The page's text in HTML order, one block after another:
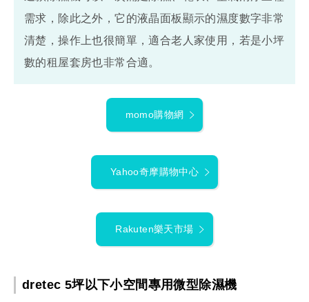
需求，除此之外，它的液晶面板顯示的濕度數字非常
清楚，操作上也很簡單，適合老人家使用，若是小坪
數的租屋套房也非常合適。
momo購物網
Yahoo奇摩購物中心
Rakuten樂天市場
dretec 5坪以下小空間專用微型除濕機